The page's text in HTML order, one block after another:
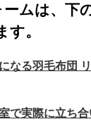
ムは、下
。
なる羽毛布団
で実際に立ち